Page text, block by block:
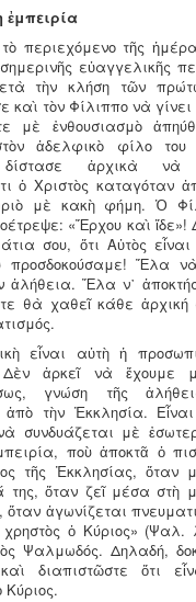
ἐμπειρία
περιεχόμενο τῆς
εὐαγγελικῆς
τὴν κλήση τῶν
καὶ τὸν Φίλιππο νὰ
μὲ ἐνθουσιασμὸ
ἀδελφικὸ φίλο
ἀρχικὰ νὰ
ὁ Χριστὸς καταγόταν
μὲ κακὴ φήμη. Ὁ
«Ἔρχου καὶ
σου, ὅτι Αὐτὸς
προσδοκούσαμε! Ἔλα νὰ
ἀλήθεια. Ἔλα ν᾿
θὰ χαθεῖ κάθε ἀρχική
εἶναι αὐτὴ ἡ
ἀρκεῖ νὰ ἔχουμε
γνώση τῆς
ἀπὸ τὴν Ἐκκλησία.
συνδυάζεται μὲ
ποὺ ἀποκτᾶ ὁ
τῆς Ἐκκλησίας, ὅταν
της, ὅταν ζεῖ μέσα στὴ
ὅταν ἀγωνίζεται
χρηστὸς ὁ Κύριος» (Ψαλ.
Ψαλμωδός. Δηλαδή,
διαπιστῶστε ὅτι
Κύριος.